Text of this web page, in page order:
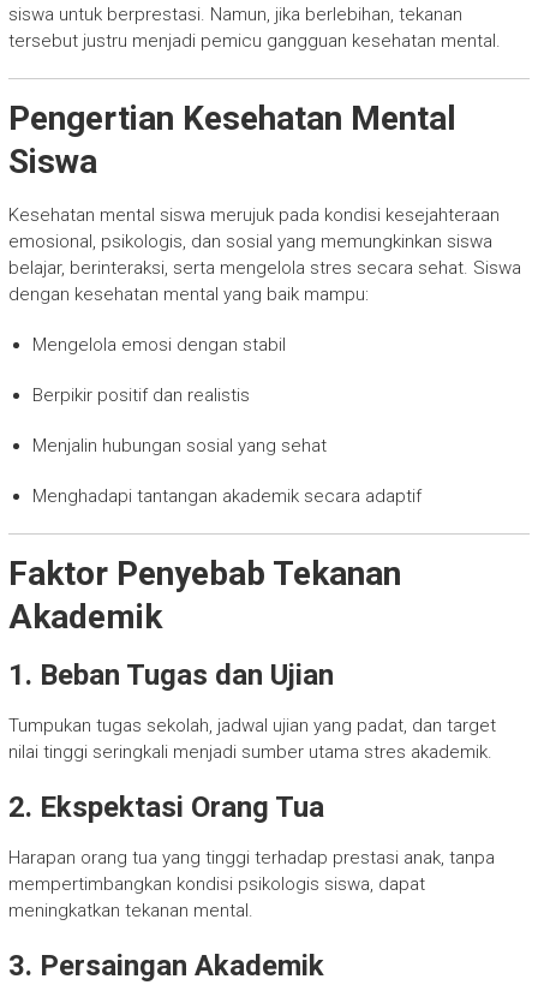
siswa untuk berprestasi. Namun, jika berlebihan, tekanan
tersebut justru menjadi pemicu gangguan kesehatan mental.
Pengertian Kesehatan Mental
Siswa
Kesehatan mental siswa merujuk pada kondisi kesejahteraan
emosional, psikologis, dan sosial yang memungkinkan siswa
belajar, berinteraksi, serta mengelola stres secara sehat. Siswa
dengan kesehatan mental yang baik mampu:
Mengelola emosi dengan stabil
Berpikir positif dan realistis
Menjalin hubungan sosial yang sehat
Menghadapi tantangan akademik secara adaptif
Faktor Penyebab Tekanan
Akademik
1. Beban Tugas dan Ujian
Tumpukan tugas sekolah, jadwal ujian yang padat, dan target
nilai tinggi seringkali menjadi sumber utama stres akademik.
2. Ekspektasi Orang Tua
Harapan orang tua yang tinggi terhadap prestasi anak, tanpa
mempertimbangkan kondisi psikologis siswa, dapat
meningkatkan tekanan mental.
3. Persaingan Akademik